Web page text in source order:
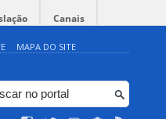
Canais
MAPA DO SITE